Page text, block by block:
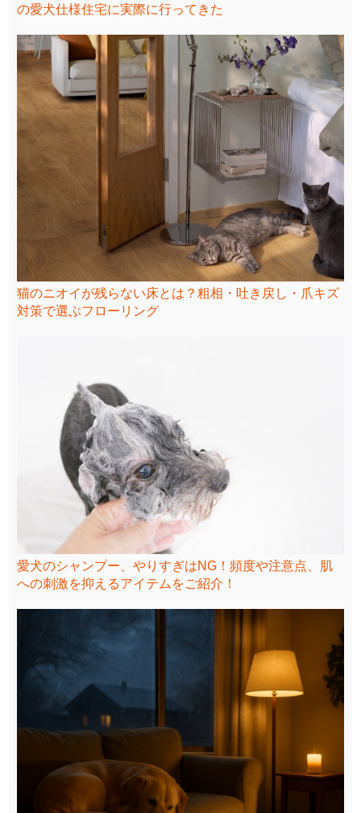
の愛犬仕様住宅に実際に行ってきた
猫のニオイが残らない床とは？粗相・吐き戻し・爪キズ
対策で選ぶフローリング
愛犬のシャンプー、やりすぎはNG！頻度や注意点、肌
への刺激を抑えるアイテムをご紹介！